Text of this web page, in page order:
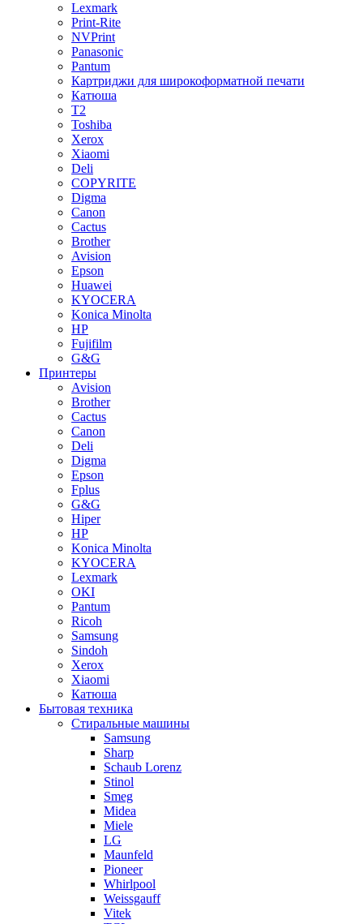
Lexmark
Print-Rite
NVPrint
Panasonic
Pantum
Картриджи для широкоформатной печати
Катюша
T2
Toshiba
Xerox
Xiaomi
Deli
COPYRITE
Digma
Canon
Cactus
Brother
Avision
Epson
Huawei
KYOCERA
Konica Minolta
HP
Fujifilm
G&G
Принтеры
Avision
Brother
Cactus
Canon
Deli
Digma
Epson
Fplus
G&G
Hiper
HP
Konica Minolta
KYOCERA
Lexmark
OKI
Pantum
Ricoh
Samsung
Sindoh
Xerox
Xiaomi
Катюша
Бытовая техника
Стиральные машины
Samsung
Sharp
Schaub Lorenz
Stinol
Smeg
Midea
Miele
LG
Maunfeld
Pioneer
Whirlpool
Weissgauff
Vitek